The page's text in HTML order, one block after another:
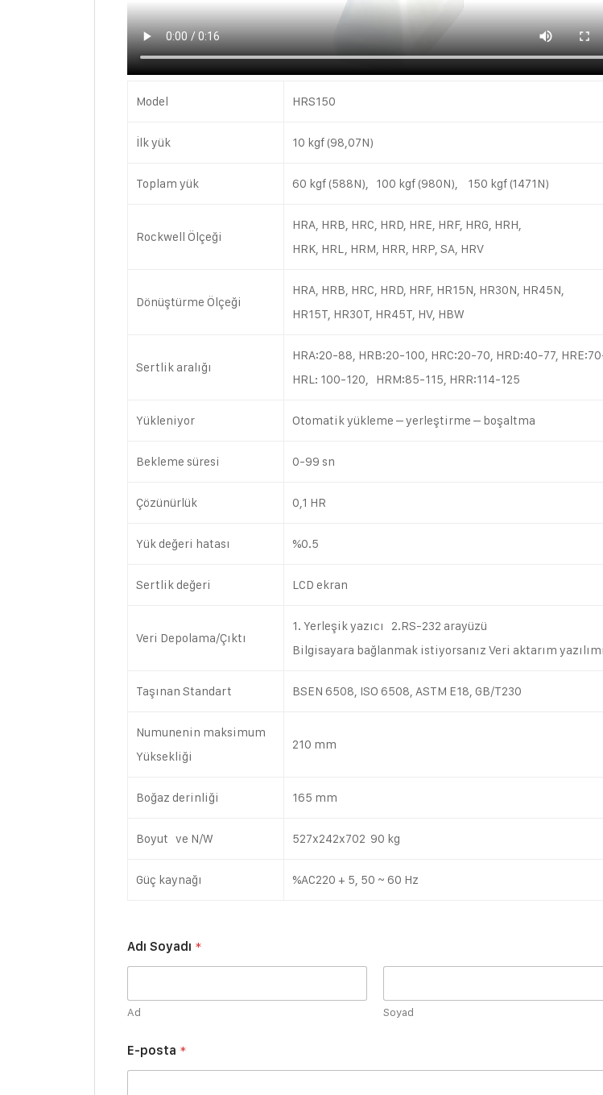
Model HRS150
İlk yük 10 kgf (98,07N)
Toplam yük 60 kgf (588N), 100 kgf (980N), 150 kgf (1471N)
Rockwell Ölçeği
HRA, HRB, HRC, HRD, HRE, HRF, HRG, HRH,
HRK, HRL, HRM, HRR, HRP, SA, HRV
Dönüştürme Ölçeği
HRA, HRB, HRC, HRD, HRF, HR15N, HR30N, HR45N,
HR15T, HR30T, HR45T, HV, HBW
Sertlik aralığı
HRA:20-88, HRB:20-100, HRC:20-70, HRD:40-77,
HRL: 100-120, HRM:85-115, HRR:114-125
Yükleniyor Otomatik yükleme – yerleştirme – boşaltma
Bekleme süresi 0-99 sn
Çözünürlük 0,1 HR
Yük değeri hatası %0.5
Sertlik değeri LCD ekran
Veri Depolama/Çıktı
1. Yerleşik yazıcı 2.RS-232 arayüzü
Bilgisayara bağlanmak istiyorsanız Veri aktarım
Taşınan Standart BSEN 6508, ISO 6508, ASTM E18, GB/T230
Numunenin maksimum
Yüksekliği
210 mm
Boğaz derinliği 165 mm
Boyut ve N/W 527x242x702 90 kg
Güç kaynağı %AC220 + 5, 50 ~ 60 Hz
Adı Soyadı *
Ad Soyad
E-posta *